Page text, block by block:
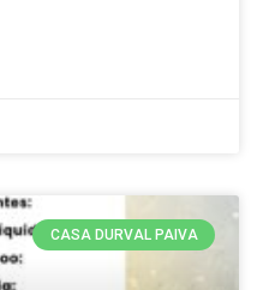
CASA DURVAL PAIVA